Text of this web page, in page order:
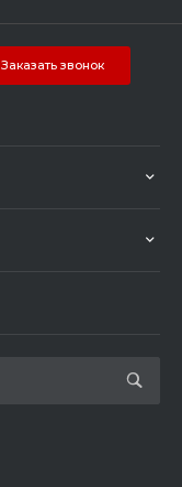
Заказать звонок